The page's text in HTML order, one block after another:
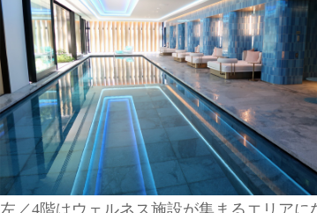
左／4階はウェルネス施設が集まるエリア